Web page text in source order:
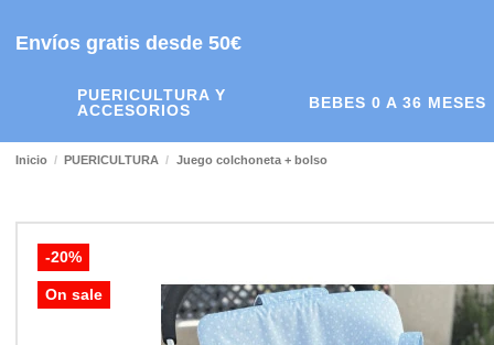
Envíos gratis desde 50€
PUERICULTURA Y
ACCESORIOS
BEBES 0 A 36 MESES
Inicio PUERICULTURA Juego colchoneta + bolso
-20%
On sale